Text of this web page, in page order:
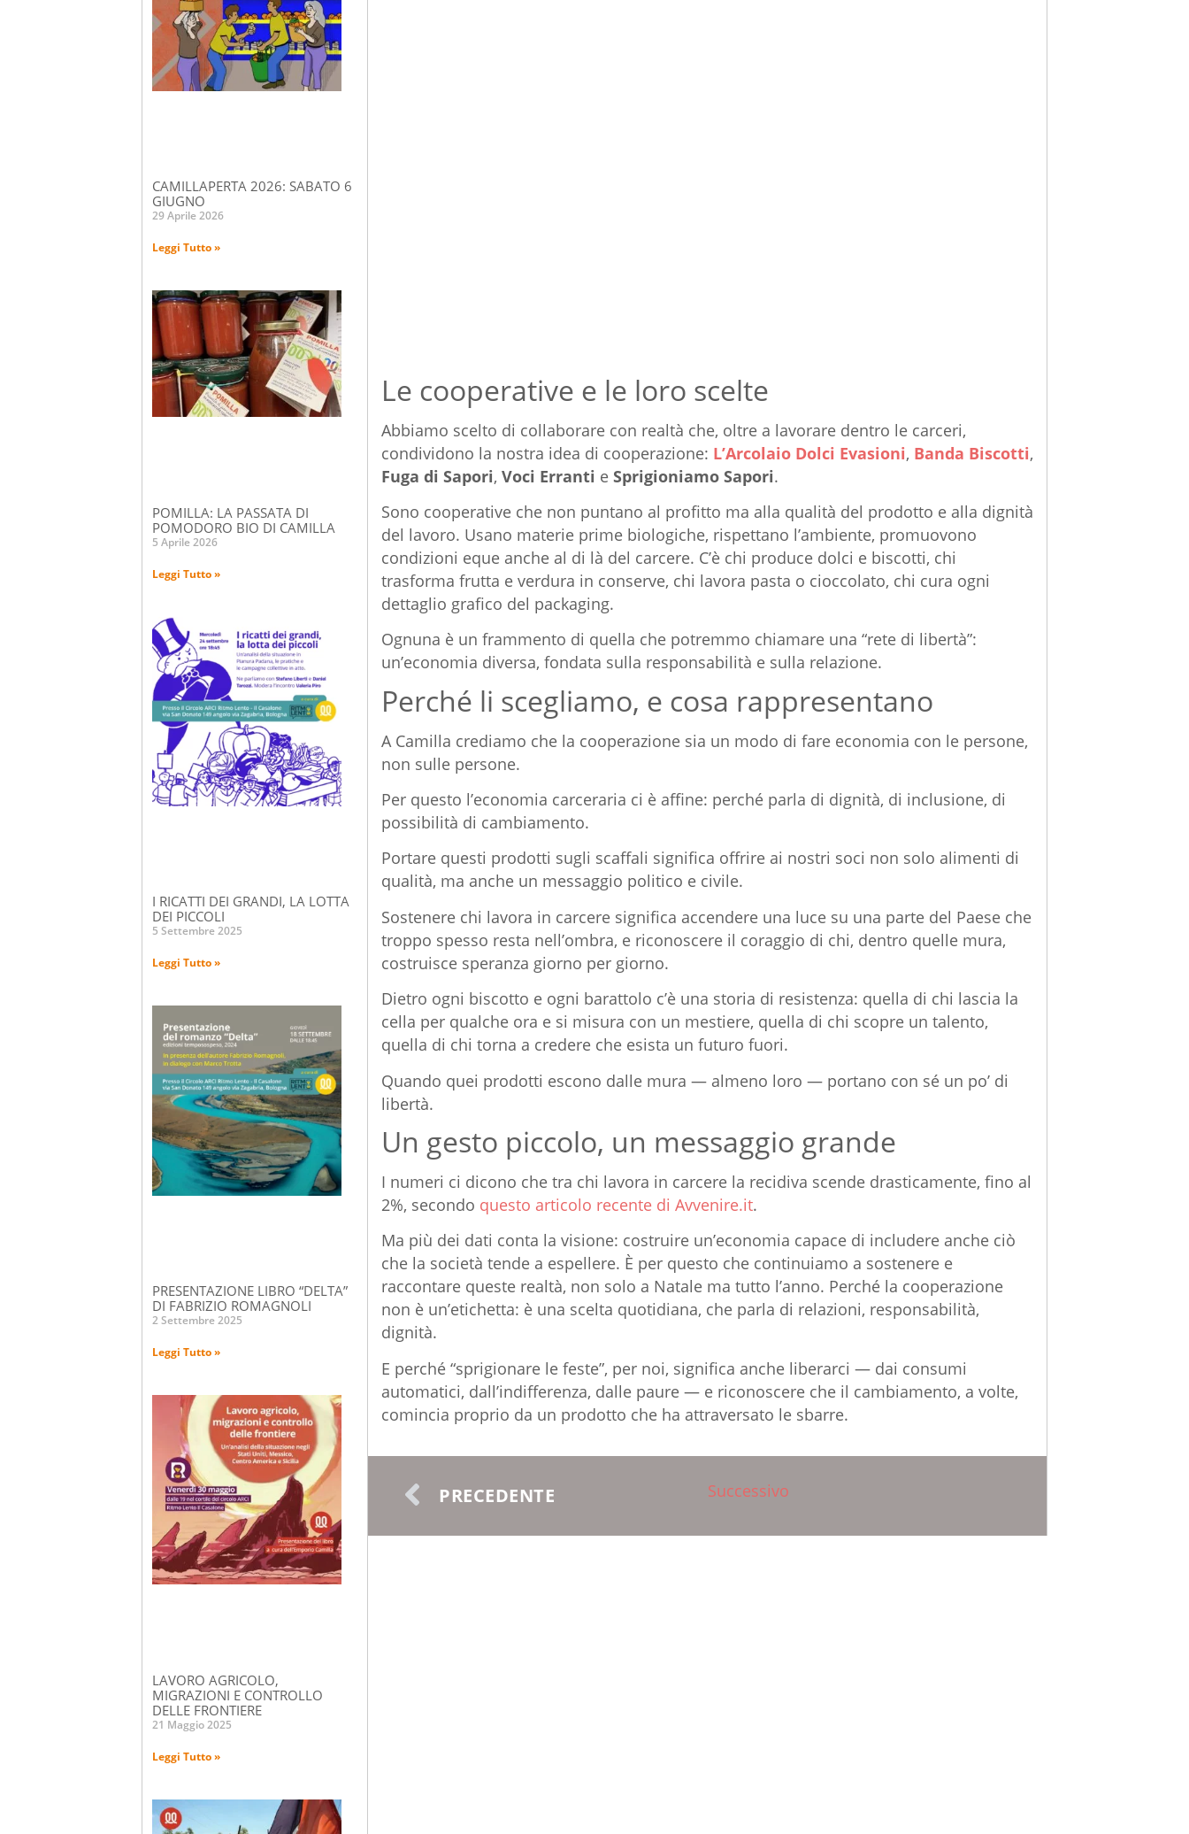
CAMILLAPERTA 2026: SABATO 6
GIUGNO
29 Aprile 2026
Leggi Tutto »
POMILLA: LA PASSATA DI
POMODORO BIO DI CAMILLA
5 Aprile 2026
Leggi Tutto »
I RICATTI DEI GRANDI, LA LOTTA
DEI PICCOLI
5 Settembre 2025
Leggi Tutto »
PRESENTAZIONE LIBRO “DELTA”
DI FABRIZIO ROMAGNOLI
2 Settembre 2025
Leggi Tutto »
LAVORO AGRICOLO,
MIGRAZIONI E CONTROLLO
DELLE FRONTIERE
21 Maggio 2025
Leggi Tutto »
Le cooperative e le loro scelte
Abbiamo scelto di collaborare con realtà che, oltre a lavorare dentro le carceri,
condividono la nostra idea di cooperazione: L’Arcolaio Dolci Evasioni, Banda Biscotti,
Fuga di Sapori, Voci Erranti e Sprigioniamo Sapori.
Sono cooperative che non puntano al profitto ma alla qualità del prodotto e alla dignità
del lavoro. Usano materie prime biologiche, rispettano l’ambiente, promuovono
condizioni eque anche al di là del carcere. C’è chi produce dolci e biscotti, chi
trasforma frutta e verdura in conserve, chi lavora pasta o cioccolato, chi cura ogni
dettaglio grafico del packaging.
Ognuna è un frammento di quella che potremmo chiamare una “rete di libertà”:
un’economia diversa, fondata sulla responsabilità e sulla relazione.
Perché li scegliamo, e cosa rappresentano
A Camilla crediamo che la cooperazione sia un modo di fare economia con le persone,
non sulle persone.
Per questo l’economia carceraria ci è affine: perché parla di dignità, di inclusione, di
possibilità di cambiamento.
Portare questi prodotti sugli scaffali significa offrire ai nostri soci non solo alimenti di
qualità, ma anche un messaggio politico e civile.
Sostenere chi lavora in carcere significa accendere una luce su una parte del Paese che
troppo spesso resta nell’ombra, e riconoscere il coraggio di chi, dentro quelle mura,
costruisce speranza giorno per giorno.
Dietro ogni biscotto e ogni barattolo c’è una storia di resistenza: quella di chi lascia la
cella per qualche ora e si misura con un mestiere, quella di chi scopre un talento,
quella di chi torna a credere che esista un futuro fuori.
Quando quei prodotti escono dalle mura — almeno loro — portano con sé un po’ di
libertà.
Un gesto piccolo, un messaggio grande
I numeri ci dicono che tra chi lavora in carcere la recidiva scende drasticamente, fino al
2%, secondo questo articolo recente di Avvenire.it.
Ma più dei dati conta la visione: costruire un’economia capace di includere anche ciò
che la società tende a espellere. È per questo che continuiamo a sostenere e
raccontare queste realtà, non solo a Natale ma tutto l’anno. Perché la cooperazione
non è un’etichetta: è una scelta quotidiana, che parla di relazioni, responsabilità,
dignità.
E perché “sprigionare le feste”, per noi, significa anche liberarci — dai consumi
automatici, dall’indifferenza, dalle paure — e riconoscere che il cambiamento, a volte,
comincia proprio da un prodotto che ha attraversato le sbarre.
PRECEDENTE Successivo